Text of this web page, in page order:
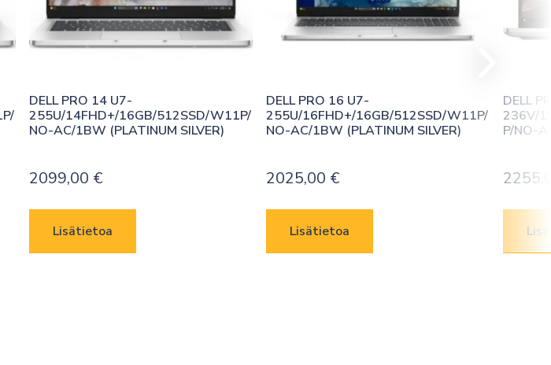
DELL PRO 14 U7-
255U/14FHD+/16GB/512SSD/W11P/
NO-AC/1BW (PLATINUM SILVER)
2099,00 €
Lisätietoa
DELL PRO 16 U7-
255U/16FHD+/16GB/512SSD/W11P/
NO-AC/1BW (PLATINUM SILVER)
2025,00 €
Lisätietoa
DELL
236V/
P/NO-